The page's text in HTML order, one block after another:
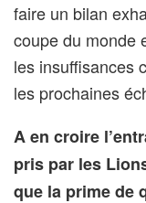
faire un bilan
coupe du monde
les insuffisances
les prochaines
A en croire
pris par les
que la prime de